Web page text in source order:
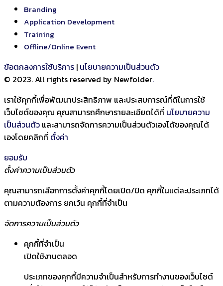
Branding
Application Development
Training
Offline/Online Event
ข้อตกลงการใช้บริการ | นโยบายความเป็นส่วนตัว
© 2023. All rights reserved by Newfolder.
เราใช้คุกกี้เพื่อพัฒนาประสิทธิภาพ และประสบการณ์ที่ดีในการใช้
เว็บไซต์ของคุณ คุณสามารถศึกษารายละเอียดได้ที่ นโยบายความ
เป็นส่วนตัว และสามารถจัดการความเป็นส่วนตัวเองได้ของคุณได้
เองโดยคลิกที่ ตั้งค่า
ยอมรับ
ตั้งค่าความเป็นส่วนตัว
คุณสามารถเลือกการตั้งค่าคุกกี้โดยเปิด/ปิด คุกกี้ในแต่ละประเภทได้
ตามความต้องการ ยกเว้น คุกกี้ที่จำเป็น
จัดการความเป็นส่วนตัว
คุกกี้ที่จำเป็น
เปิดใช้งานตลอด
ประเภทของคุกกี้มีความจำเป็นสำหรับการทำงานของเว็บไซต์